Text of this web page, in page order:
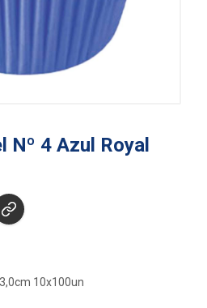
Nº 4 Azul Royal
10x100un